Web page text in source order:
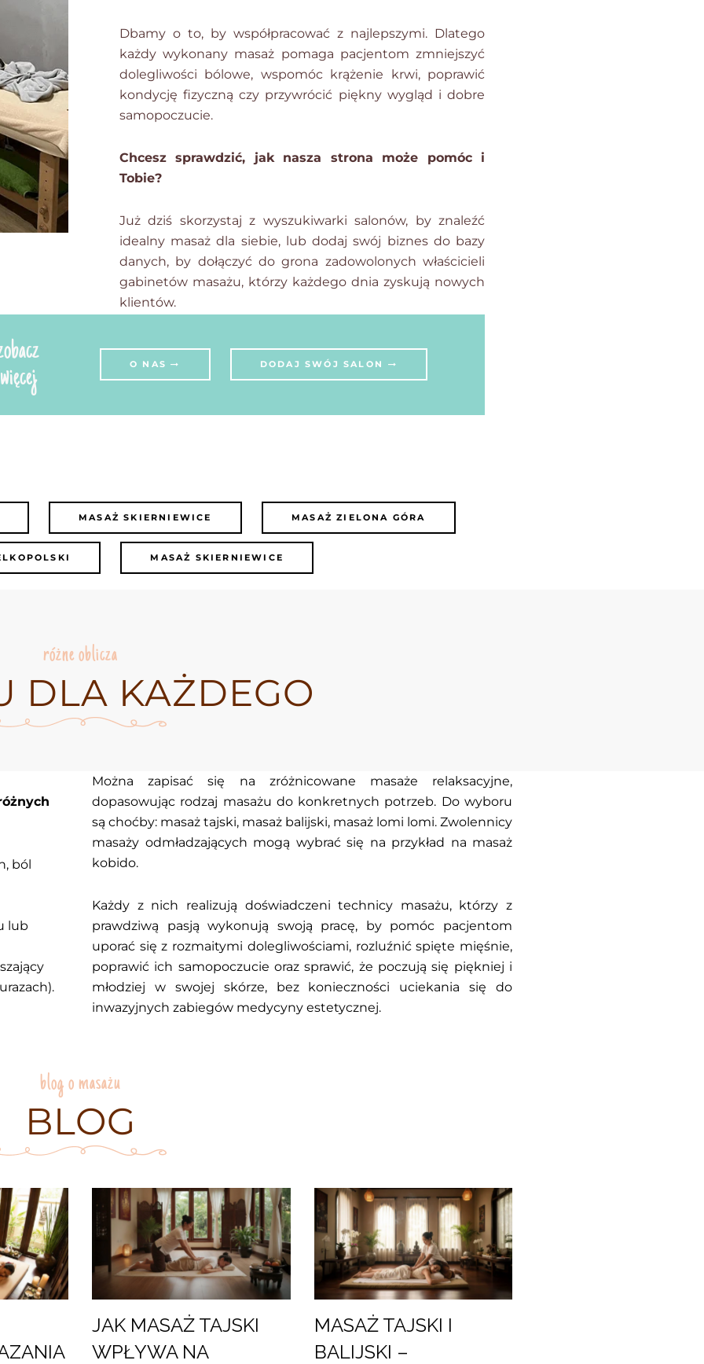
Dbamy o to, by współpracować z najlepszymi. Dlatego
każdy wykonany masaż pomaga pacjentom zmniejszyć
dolegliwości bólowe, wspomóc krążenie krwi, poprawić
kondycję fizyczną czy przywrócić piękny wygląd i dobre
samopoczucie.
Chcesz sprawdzić, jak nasza strona może pomóc i
Tobie?
Już dziś skorzystaj z wyszukiwarki salonów, by znaleźć
idealny masaż dla siebie, lub dodaj swój biznes do bazy
danych, by dołączyć do grona zadowolonych właścicieli
gabinetów masażu, którzy każdego dnia zyskują nowych
klientów.
więcej
O NAS DODAJ SWÓJ SALON
MASAŻ SKIERNIEWICE MASAŻ ZIELONA GÓRA
MASAŻ SKIERNIEWICE
różne oblicza
DLA KAŻDEGO
ból
lub
Można zapisać się na zróżnicowane masaże relaksacyjne,
dopasowując rodzaj masażu do konkretnych potrzeb. Do wyboru
są choćby: masaż tajski, masaż balijski, masaż lomi lomi. Zwolennicy
masaży odmładzających mogą wybrać się na przykład na masaż
kobido.
Każdy z nich realizują doświadczeni technicy masażu, którzy z
prawdziwą pasją wykonują swoją pracę, by pomóc pacjentom
uporać się z rozmaitymi dolegliwościami, rozluźnić spięte mięśnie,
poprawić ich samopoczucie oraz sprawić, że poczują się piękniej i
młodziej w swojej skórze, bez konieczności uciekania się do
inwazyjnych zabiegów medycyny estetycznej.
blog o masażu
BLOG
JAK MASAŻ TAJSKI
WPŁYWA NA
MASAŻ TAJSKI I
BALIJSKI –